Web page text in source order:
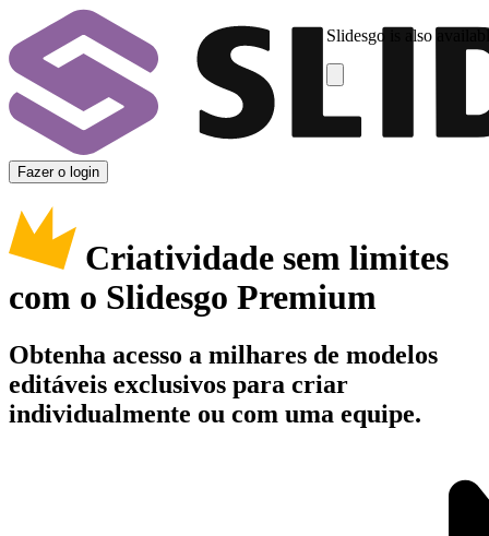
Slidesgo is also
Fazer o login
Criatividade sem limites
com o Slidesgo Premium
Obtenha acesso a milhares de modelos
editáveis exclusivos para criar
individualmente ou com uma equipe.